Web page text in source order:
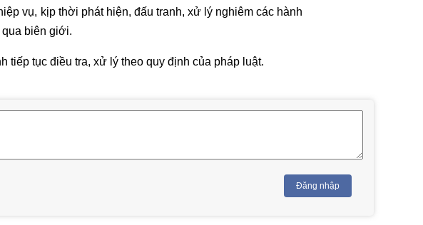
vụ, kịp thời phát hiện, đấu tranh, xử lý nghiêm các hành
biên giới.
tiếp tục điều tra, xử lý theo quy định của pháp luật.
Đăng nhập